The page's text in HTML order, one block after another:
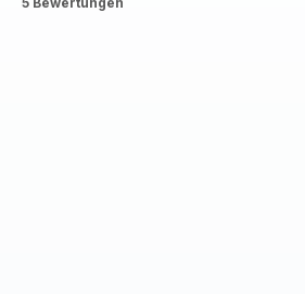
ratings.4.5